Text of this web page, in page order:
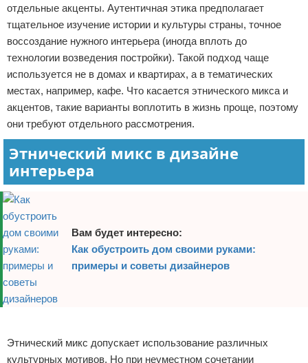
отдельные акценты. Аутентичная этика предполагает
тщательное изучение истории и культуры страны, точное
воссоздание нужного интерьера (иногда вплоть до
технологии возведения постройки). Такой подход чаще
используется не в домах и квартирах, а в тематических
местах, например, кафе. Что касается этнического микса и
акцентов, такие варианты воплотить в жизнь проще, поэтому
они требуют отдельного рассмотрения.
Этнический микс в дизайне
интерьера
Вам будет интересно:
Как обустроить дом своими руками:
примеры и советы дизайнеров
Этнический микс допускает использование различных
культурных мотивов. Но при неуместном сочетании